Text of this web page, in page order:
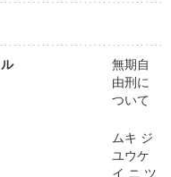
無期自
由刑に
ついて
ムキ ジ
ユウケ
イ ニ ツ